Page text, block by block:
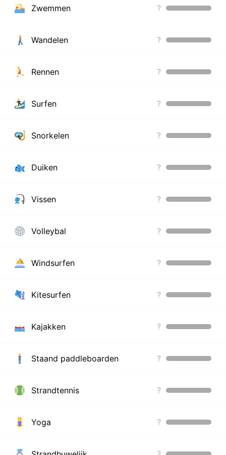
Zwemmen ?
Wandelen ?
Rennen ?
Surfen ?
Snorkelen ?
Duiken ?
Vissen ?
Volleybal ?
Windsurfen ?
Kitesurfen ?
Kajakken ?
Staand paddleboarden ?
Strandtennis ?
Yoga ?